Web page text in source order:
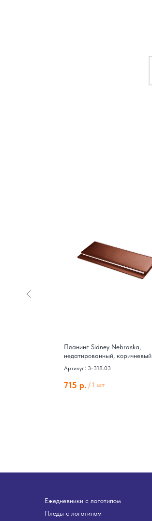
Планинг Sidney Nebraska,
недатированный, коричневый
Артикул: 3-318.03
715 р. /1 шт
Ежедневники с логотипом
Пледы с логотипом